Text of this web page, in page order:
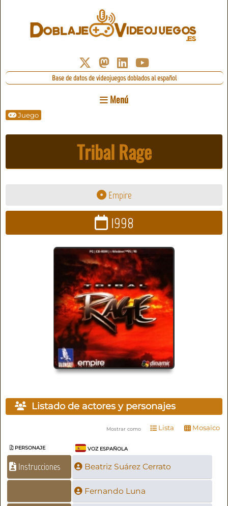
Base de datos de videojuegos doblados al español
Menú
Juego
Tribal Rage
Empire
1998
Listado de actores y personajes
Mostrar como Lista Mosaico
PERSONAJE VOZ ESPAÑOLA
Instrucciones Beatriz Suárez Cerrato
Fernando Luna